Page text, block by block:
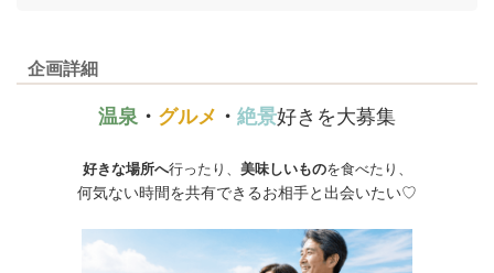
企画詳細
温泉 ・ グルメ ・ 絶景好きを大募集
好きな場所へ行ったり、 美味しいものを食べたり、
何気ない時間を共有できるお相手と出会いたい♡